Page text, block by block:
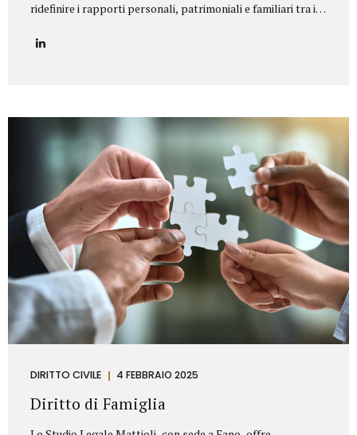
ridefinire i rapporti personali, patrimoniali e familiari tra i
assistenza completa e personalizzata in tutte le tipologie
supporto legale e umano per giungere a soluzioni
equilibrate e sostenibili. In particolare, ci occupiamo di:
Consulenza preliminare per comprendere la situazione
familiare e individuare la procedura più adatta...
DIRITTO CIVILE 4 FEBBRAIO 2025
Diritto di Famiglia